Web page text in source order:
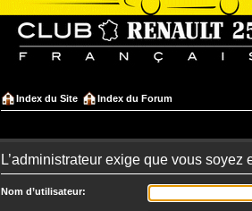
Index du Site Index du Forum
L’administrateur exige que vous
Nom d’utilisateur: